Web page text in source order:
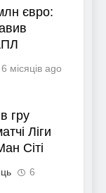
євро:
6 місяців ago
гру
Ліги
Сіті
6